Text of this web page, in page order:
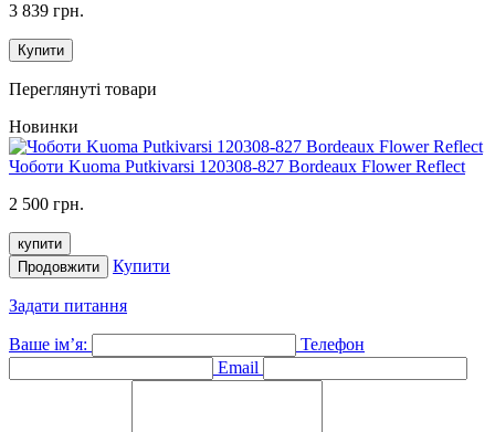
3 839 грн.
Купити
Переглянуті товари
Новинки
Чоботи Kuoma Putkivarsi 120308-827 Bordeaux Flower Reflect
2 500 грн.
купити
Продовжити
Купити
Задати питання
Ваше ім’я:
Телефон
Email